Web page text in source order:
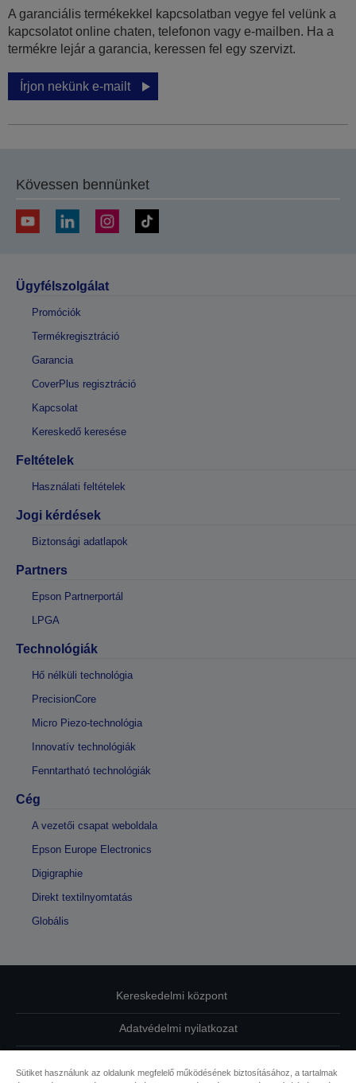
A garanciális termékekkel kapcsolatban vegye fel velünk a
kapcsolatot online chaten, telefonon vagy e-mailben. Ha a
termékre lejár a garancia, keressen fel egy szervizt.
Írjon nekünk e-mailt
Kövessen bennünket
Ügyfélszolgálat
Promóciók
Termékregisztráció
Garancia
CoverPlus regisztráció
Kapcsolat
Kereskedő keresése
Feltételek
Használati feltételek
Jogi kérdések
Biztonsági adatlapok
Partners
Epson Partnerportál
LPGA
Technológiák
Hő nélküli technológia
PrecisionCore
Micro Piezo-technológia
Innovatív technológiák
Fenntartható technológiák
Cég
A vezetői csapat weboldala
Epson Europe Electronics
Digigraphie
Direkt textilnyomtatás
Globális
Kereskedelmi központ
Adatvédelmi nyilatkozat
Sütiket használunk az oldalunk megfelelő működésének biztosításához, a tartalmak